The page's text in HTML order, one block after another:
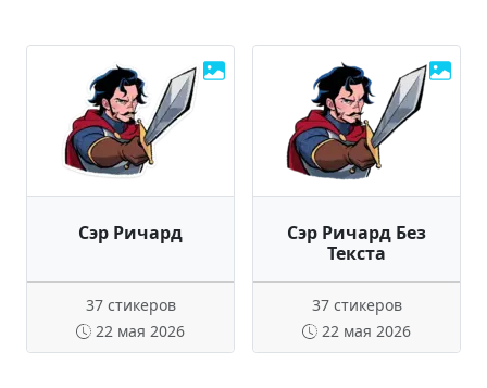
Сэр Ричард
37 стикеров
22 мая 2026
Сэр Ричард Без
Текста
37 стикеров
22 мая 2026